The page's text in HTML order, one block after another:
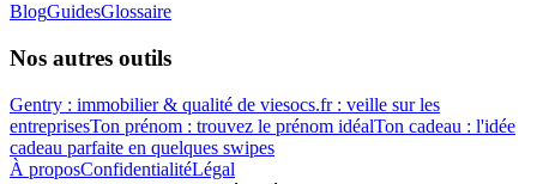
BlogGuidesGlossaire
Nos autres outils
Gentry : immobilier & qualité de viesocs.fr : veille sur les
entreprisesTon prénom : trouvez le prénom idéalTon cadeau : l'idée
cadeau parfaite en quelques swipes
À proposConfidentialitéLégal